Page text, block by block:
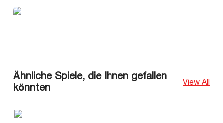
Ähnliche Spiele, die Ihnen gefallen
könnten
View All